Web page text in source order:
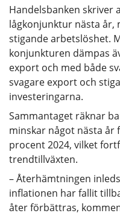
Handelsbanken skriver
lågkonjunktur nästa år,
stigande arbetslöshet.
konjunkturen dämpas
export och med både
svagare export och
investeringarna.
Sammantaget räknar
minskar något nästa år
procent 2024, vilket
trendtillväxten.
– Återhämtningen
inflationen har fallit
åter förbättras,